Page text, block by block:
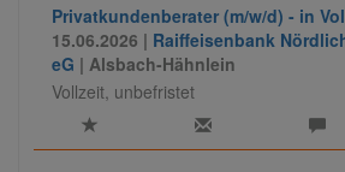
Privatkundenberater (m/w/d) - in
15.06.2026 | Raiffeisenbank
eG | Alsbach-Hähnlein
Vollzeit, unbefristet